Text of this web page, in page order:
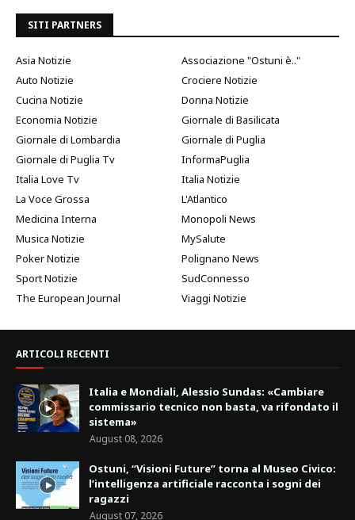
SITI PARTNERS
Asia Notizie
Associazione "Ostuni è.."
Auto Notizie
Crociere Notizie
Cucina Notizie
Donna Notizie
Economia Notizie
Giornale di Basilicata
Giornale di Lombardia
Giornale di Puglia
Giornale di Puglia Tv
InformaPuglia
Italia Love Tv
Italia Notizie
La Voce Grossa
L'Atlantico
Medicina Interna
Monopoli News
Musica Notizie
MySalute
Poker Notizie
Polignano News
Sport Notizie
SudConnesso
The European Journal
Viaggi Notizie
ARTICOLI RECENTI
Italia e Mondiali, Alessio Sundas: «Cambiare
commissario tecnico non basta, va rifondato il
sistema»
August 08, 2026
Ostuni, “Visioni Future” torna al Museo Civico:
l’intelligenza artificiale racconta i sogni dei
ragazzi
August 07, 2026